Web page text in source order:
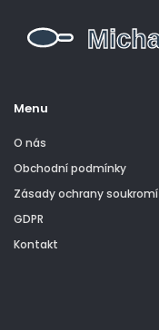
Menu
O nás
Obchodní podmínky
Zásady ochrany soukromí
GDPR
Kontakt